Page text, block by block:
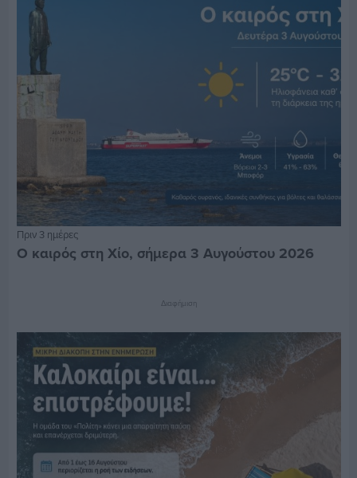
Πριν 3 ημέρες
Ο καιρός στη Χίο, σήμερα 3 Αυγούστου 2026
Διαφήμιση